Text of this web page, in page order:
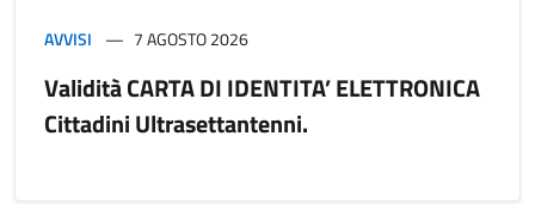
AVVISI 7 AGOSTO 2026
Validità CARTA DI IDENTITA’ ELETTRONICA
Cittadini Ultrasettantenni.